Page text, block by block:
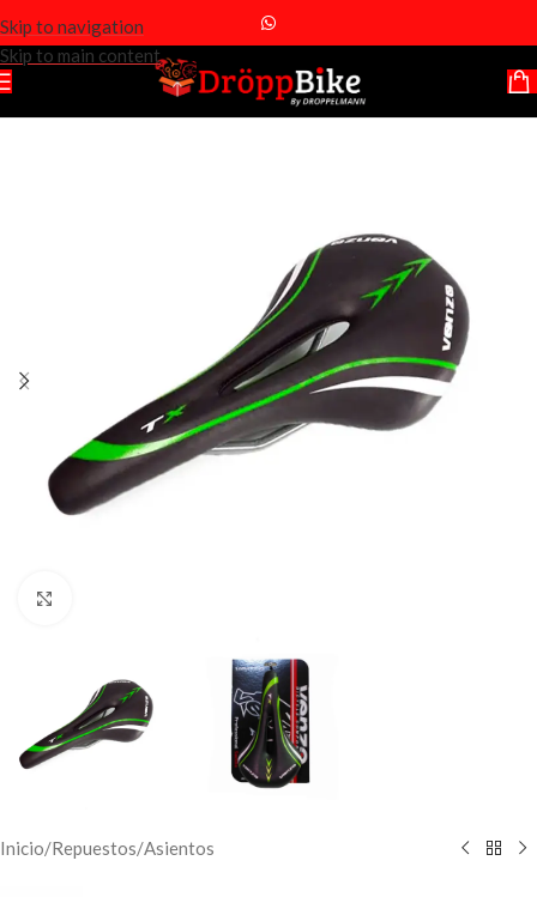
Skip to navigation
Skip to main content
Inicio/Repuestos/Asientos